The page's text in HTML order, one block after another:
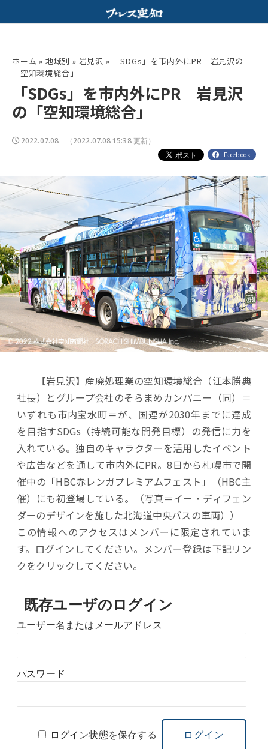
ホーム » 地域別 » 岩見沢 »
「SDGs」を市内外にPR 岩見沢の
「空知環境総合」
「SDGs」を市内外にPR 岩見沢
の「空知環境総合」
2022.07.08 （2022.07.08 15:38 更新）
Facebook
【岩見沢】産廃処理業の空知環境総合（江本勝典
社長）とグループ会社のそらまめカンパニー（同）＝
いずれも市内宝水町＝が、国連が2030年までに達成
を目指すSDGs（持続可能な開発目標）の発信に力を
入れている。独自のキャラクターを活用したイベント
や広告などを通して市内外にPR。8日から札幌市で開
催中の「HBC赤レンガプレミアムフェスト」（HBC主
催）にも初登場している。（写真＝イー・ディフェン
ダーのデザインを施した北海道中央バスの車両））
この情報へのアクセスはメンバーに限定されていま
す。ログインしてください。メンバー登録は下記リン
クをクリックしてください。
既存ユーザのログイン
ユーザー名またはメールアドレス
パスワード
ログイン状態を保存する